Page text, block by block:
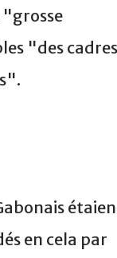
"grosse
"des cadres
en cela par